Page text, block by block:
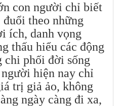
con người chỉ biết
đuổi theo những
ích, danh vọng
thấu hiểu các động
chi phối đời sống
hiện nay chỉ
trị giả ảo, không
ngày càng đi xa,